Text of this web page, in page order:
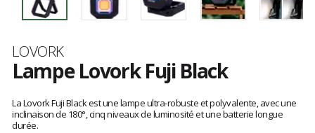
Marque
LOVORK
Lampe Lovork Fuji Black
avis
clients
La Lovork Fuji Black est une lampe ultra-robuste et polyvalente, avec une
inclinaison de 180°, cinq niveaux de luminosité et une batterie longue
durée.